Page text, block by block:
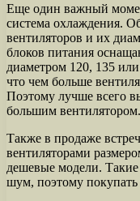
Еще один важный
система охлаждения.
вентиляторов и их
блоков питания
диаметром 120, 135
что чем больше
Поэтому лучше всего
большим вентилятором.
Также в продаже
вентиляторами
дешевые модели.
шум, поэтому покупать